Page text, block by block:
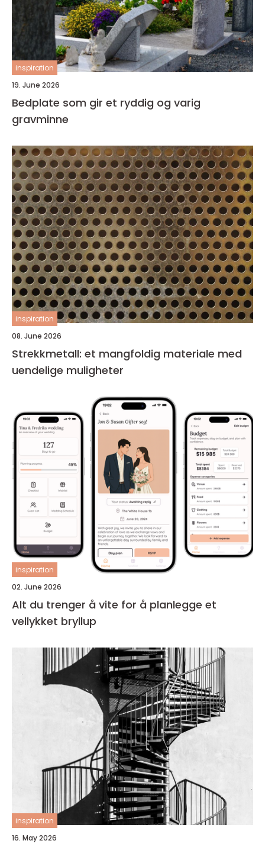
inspiration
19. June 2026
Bedplate som gir et ryddig og varig
gravminne
inspiration
08. June 2026
Strekkmetall: et mangfoldig materiale med
uendelige muligheter
inspiration
02. June 2026
Alt du trenger å vite for å planlegge et
vellykket bryllup
inspiration
16. May 2026